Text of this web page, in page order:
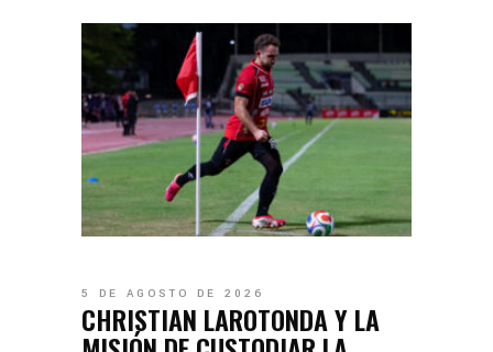
5 DE AGOSTO DE 2026
CHRISTIAN LAROTONDA Y LA